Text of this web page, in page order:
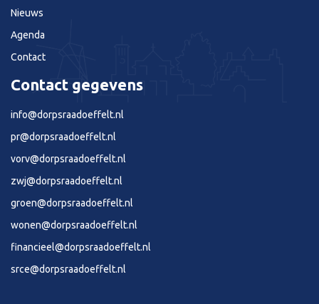
Nieuws
Agenda
Contact
Contact gegevens
info@dorpsraadoeffelt.nl
pr@dorpsraadoeffelt.nl
vorv@dorpsraadoeffelt.nl
zwj@dorpsraadoeffelt.nl
groen@dorpsraadoeffelt.nl
wonen@dorpsraadoeffelt.nl
financieel@dorpsraadoeffelt.nl
srce@dorpsraadoeffelt.nl